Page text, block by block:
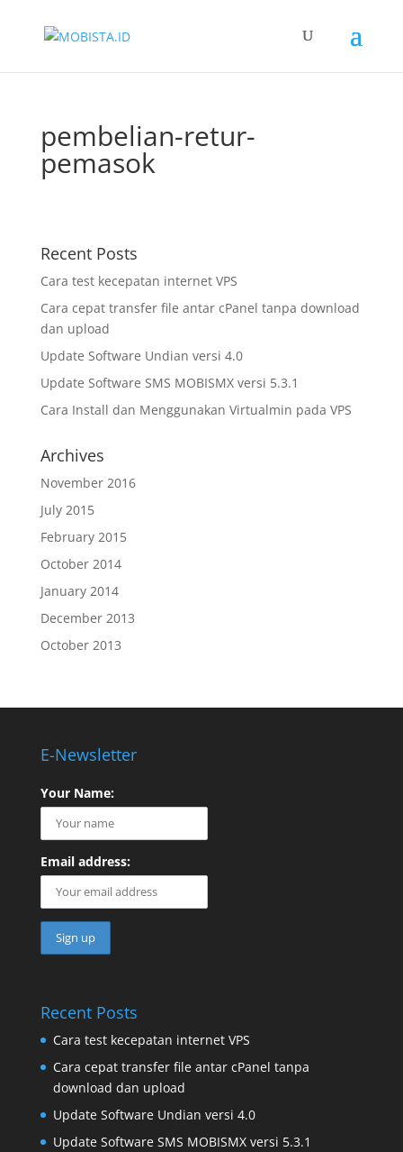
pembelian-retur-
pemasok
Recent Posts
Cara test kecepatan internet VPS
Cara cepat transfer file antar cPanel tanpa download
dan upload
Update Software Undian versi 4.0
Update Software SMS MOBISMX versi 5.3.1
Cara Install dan Menggunakan Virtualmin pada VPS
Archives
November 2016
July 2015
February 2015
October 2014
January 2014
December 2013
October 2013
E-Newsletter
Your Name:
Email address:
Recent Posts
Cara test kecepatan internet VPS
Cara cepat transfer file antar cPanel tanpa
download dan upload
Update Software Undian versi 4.0
Update Software SMS MOBISMX versi 5.3.1